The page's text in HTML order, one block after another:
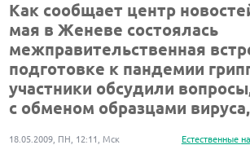
Как сообщает центр
мая в Женеве состоялась
межправительственная
подготовке к пандемии
участники обсудили
с обменом образцами
Естественные
18.05.2009, ПН, 12:11, Мск